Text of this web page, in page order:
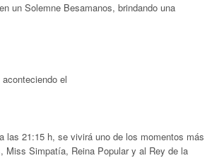
un Solemne Besamanos, brindando una
el
las 21:15 h, se vivirá uno de los momentos más
Miss Simpatía, Reina Popular y al Rey de la